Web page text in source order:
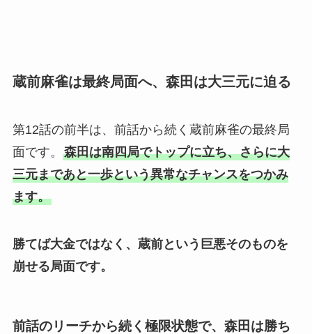
蔵前麻雀は最終局面へ、森田は大三元に迫る
第12話の前半は、前話から続く蔵前麻雀の最終局
面です。 森田は南四局でトップに立ち、さらに大
三元まであと一歩という異常なチャンスをつかみ
ます。
勝てば大金ではなく、蔵前という巨悪そのものを
崩せる局面です。
前話のリーチから続く極限状態で、森田は勝ち